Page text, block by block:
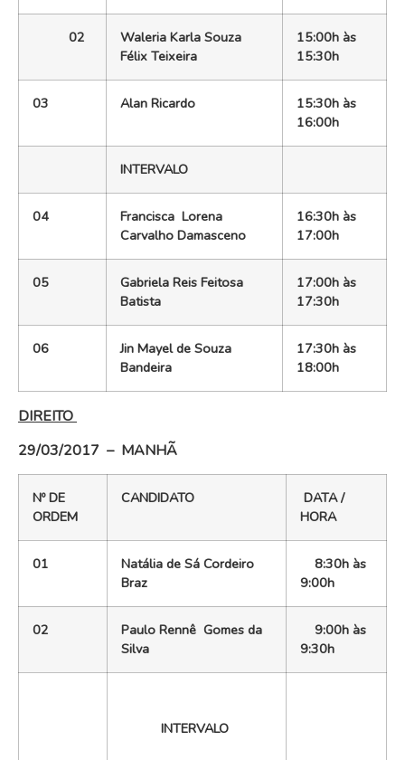
02
Waleria Karla Souza
Félix Teixeira
15:00h às
15:30h
03 Alan Ricardo
15:30h às
16:00h
INTERVALO
04
Francisca Lorena
Carvalho Damasceno
16:30h às
17:00h
05
Gabriela Reis Feitosa
Batista
17:00h às
17:30h
06
Jin Mayel de Souza
Bandeira
17:30h às
18:00h
DIREITO
29/03/2017 – MANHÃ
Nº DE
ORDEM
CANDIDATO
DATA /
HORA
01
Natália de Sá Cordeiro
Braz
8:30h às
9:00h
02
Paulo Rennê Gomes da
Silva
9:00h às
9:30h
INTERVALO